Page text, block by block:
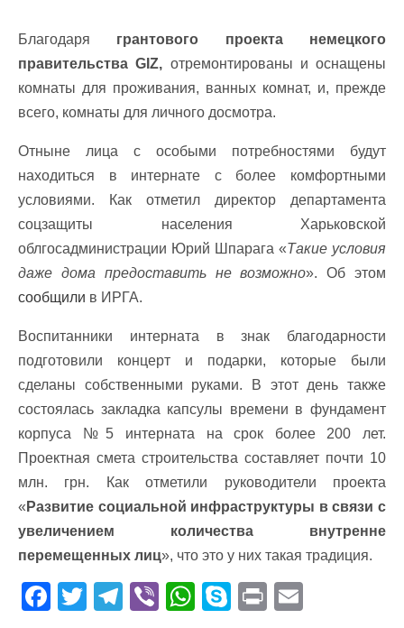
Благодаря грантового проекта немецкого
правительства GIZ, отремонтированы и оснащены
комнаты для проживания, ванных комнат, и, прежде
всего, комнаты для личного досмотра.
Отныне лица с особыми потребностями будут
находиться в интернате с более комфортными
условиями. Как отметил директор департамента
соцзащиты населения Харьковской
облгосадминистрации Юрий Шпарага «Такие условия
даже дома предоставить не возможно». Об этом
сообщили в ИРГА.
Воспитанники интерната в знак благодарности
подготовили концерт и подарки, которые были
сделаны собственными руками. В этот день также
состоялась закладка капсулы времени в фундамент
корпуса №5 интерната на срок более 200 лет.
Проектная смета строительства составляет почти 10
млн. грн. Как отметили руководители проекта
« Развитие социальной инфраструктуры в связи с
увеличением количества внутренне
перемещенных лиц», что это у них такая традиция.
F T T Vi W S Pr